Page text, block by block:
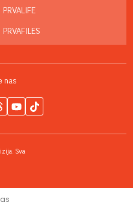
PRVALIFE
PRVAFILES
nas
Sva